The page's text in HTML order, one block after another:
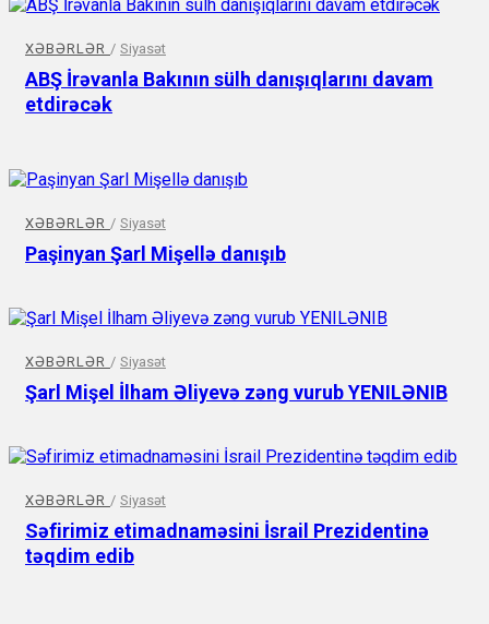
XƏBƏRLƏR / Siyasət
ABŞ İrəvanla Bakının sülh danışıqlarını davam
etdirəcək
XƏBƏRLƏR / Siyasət
Paşinyan Şarl Mişellə danışıb
XƏBƏRLƏR / Siyasət
Şarl Mişel İlham Əliyevə zəng vurub YENILƏNIB
XƏBƏRLƏR / Siyasət
Səfirimiz etimadnaməsini İsrail Prezidentinə
təqdim edib